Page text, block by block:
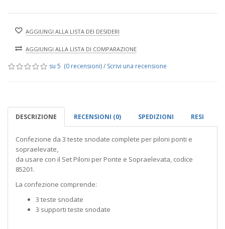
AGGIUNGI ALLA LISTA DEI DESIDERI
AGGIUNGI ALLA LISTA DI COMPARAZIONE
su 5 (0 recensioni)/ Scrivi una recensione
DESCRIZIONE RECENSIONI (0) SPEDIZIONI RESI
Confezione da 3 teste snodate complete per piloni ponti e
sopraelevate,
da usare con il Set Piloni per Ponte e Sopraelevata, codice
85201.
La confezione comprende:
3 teste snodate
3 supporti teste snodate